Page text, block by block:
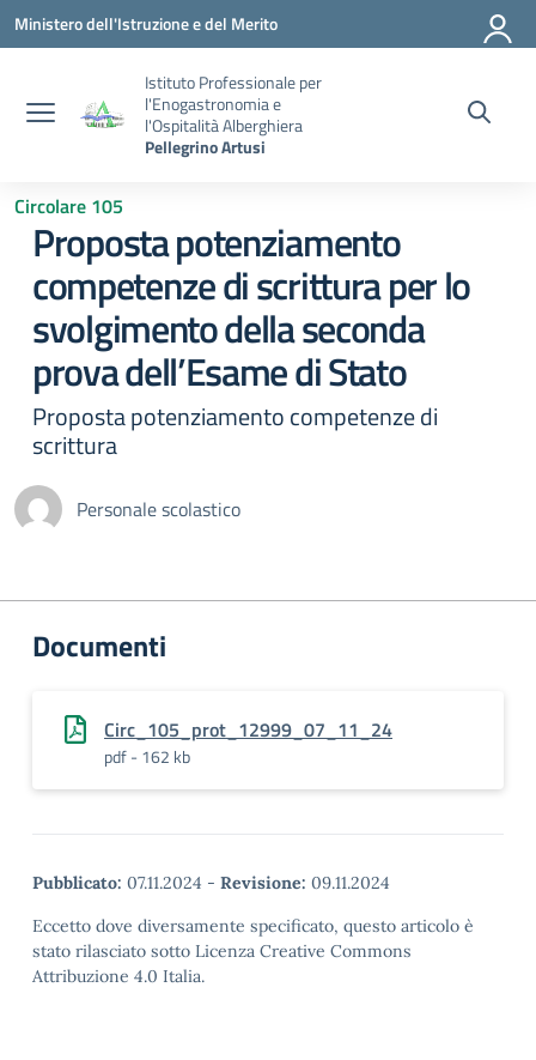
Vai ai contenuti
Vai al menu di navigazione
Vai al footer
Ministero dell'Istruzione e del Merito
Istituto Professionale per
l'Enogastronomia e
l'Ospitalità Alberghiera
Pellegrino Artusi
Circolare 105
Proposta potenziamento
competenze di scrittura per lo
svolgimento della seconda
prova dell’Esame di Stato
Proposta potenziamento competenze di
scrittura
Personale scolastico
Documenti
Circ_105_prot_12999_07_11_24
pdf - 162 kb
Pubblicato: 07.11.2024 - Revisione: 09.11.2024
Eccetto dove diversamente specificato, questo articolo è
stato rilasciato sotto Licenza Creative Commons
Attribuzione 4.0 Italia.